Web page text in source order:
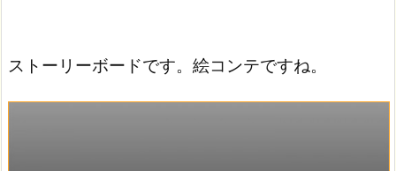
ストーリーボードです。絵コンテですね。